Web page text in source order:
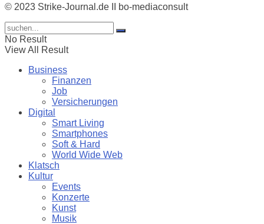
© 2023 Strike-Journal.de II bo-mediaconsult
No Result
View All Result
Business
Finanzen
Job
Versicherungen
Digital
Smart Living
Smartphones
Soft & Hard
World Wide Web
Klatsch
Kultur
Events
Konzerte
Kunst
Musik